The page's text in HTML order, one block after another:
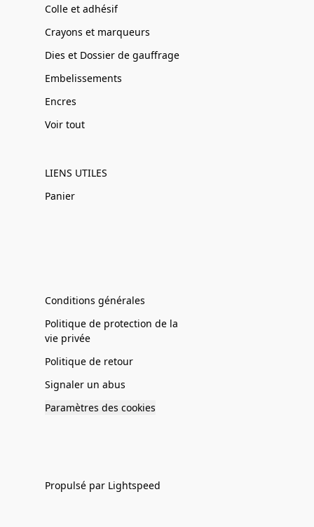
Colle et adhésif
Crayons et marqueurs
Dies et Dossier de gauffrage
Embelissements
Encres
Voir tout
LIENS UTILES
Panier
Conditions générales
Politique de protection de la
vie privée
Politique de retour
Signaler un abus
Paramètres des cookies
Propulsé par Lightspeed